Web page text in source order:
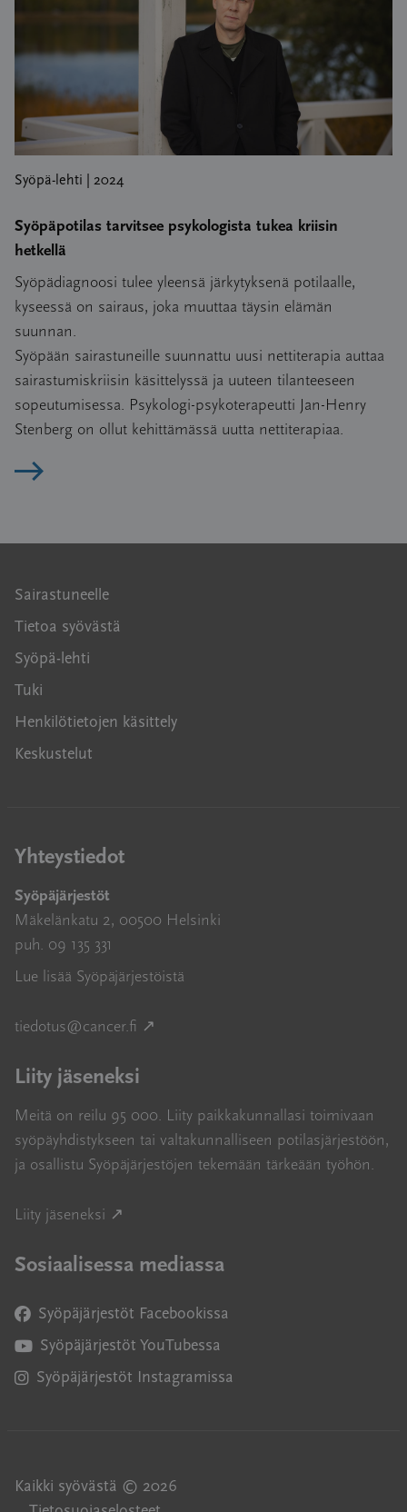
Syöpä-lehti | 2024
Syöpäpotilas tarvitsee psykologista tukea kriisin
hetkellä
Syöpädiagnoosi tulee yleensä järkytyksenä potilaalle,
kyseessä on sairaus, joka muuttaa täysin elämän
suunnan.
Syöpään sairastuneille suunnattu uusi nettiterapia auttaa
sairastumiskriisin käsittelyssä ja uuteen tilanteeseen
sopeutumisessa. Psykologi-psykoterapeutti Jan-Henry
Stenberg on ollut kehittämässä uutta nettiterapiaa.
Lue artikkeli
Sairastuneelle
Tietoa syövästä
Syöpä-lehti
Tuki
Henkilötietojen käsittely
Keskustelut
Yhteystiedot
Syöpäjärjestöt
Mäkelänkatu 2, 00500 Helsinki
puh. 09 135 331
Lue lisää Syöpäjärjestöistä
tiedotus@cancer.fi ↗
Liity jäseneksi
Meitä on reilu 95 000. Liity paikkakunnallasi toimivaan
syöpäyhdistykseen tai valtakunnalliseen potilasjärjestöön,
ja osallistu Syöpäjärjestöjen tekemään tärkeään työhön.
Liity jäseneksi ↗
Sosiaalisessa mediassa
Syöpäjärjestöt Facebookissa
Avautuu uuteen ikkunaan
Syöpäjärjestöt YouTubessa
Avautuu uuteen ikkunaan
Syöpäjärjestöt Instagramissa
Avautuu uuteen ikkunaan
Kaikki syövästä © 2026